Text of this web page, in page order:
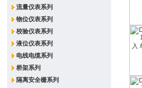
流量仪表系列
物位仪表系列
校验仪表系列
液位仪表系列
电线电缆系列
桥架系列
隔离安全栅系列